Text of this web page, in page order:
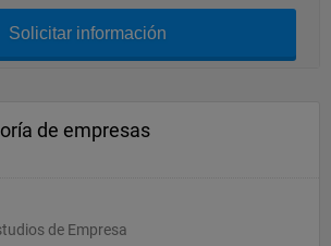
Solicitar información
de empresas
de Empresa